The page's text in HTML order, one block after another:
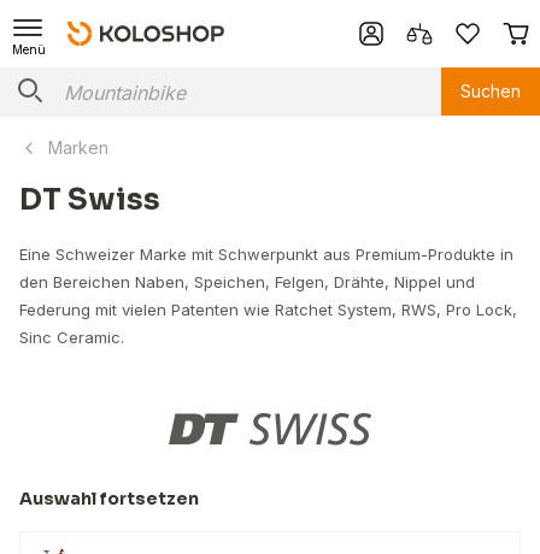
Menü
Suchen
Marken
DT Swiss
Eine Schweizer Marke mit Schwerpunkt aus Premium-Produkte in
den Bereichen Naben, Speichen, Felgen, Drähte, Nippel und
Federung mit vielen Patenten wie Ratchet System, RWS, Pro Lock,
Sinc Ceramic.
Auswahl fortsetzen